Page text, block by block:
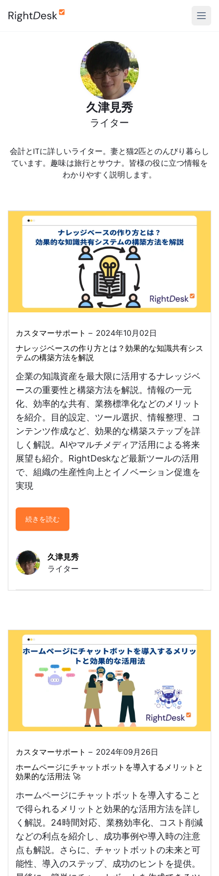
久津見秀
ライター
会計とITに詳しいライター。妻と猫2匹とのんびり暮らし
ています。趣味は旅行とサウナ。皆様の役に立つ情報を
わかりやすく説明します。
カスタマーサポート
2024年10月02日
ナレッジベースの作り方とは？効果的な知識共有シス
テムの構築方法を解説
企業の知識資産を最大限に活用するナレッジベ
ースの重要性と構築方法を解説。情報の一元
化、効率的な共有、業務標準化などのメリット
を紹介。目的設定、ツール選択、情報整理、コ
ンテンツ作成など、効果的な構築ステップを詳
しく解説。AIやマルチメディア活用による将来
展望も紹介。RightDeskなど最新ツールの活用
で、組織の生産性向上とイノベーション促進を
実現
続きを読む
久津見秀
ライター
カスタマーサポート
2024年09月26日
ホームページにチャットボットを導入するメリットと
効果的な活用法 🚀
ホームページにチャットボットを導入すること
で得られるメリットと効果的な活用方法を詳し
く解説。24時間対応、業務効率化、コスト削減
などの利点を紹介し、成功事例や導入時の注意
点も解説。さらに、チャットボットの未来と可
能性、導入のステップ、成功のヒントを提供。